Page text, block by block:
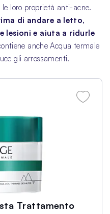
loro proprietà anti-acne.
di andare a letto,
lesioni e aiuta a ridurle
anche Acqua termale
gli arrossamenti.
Trattamento